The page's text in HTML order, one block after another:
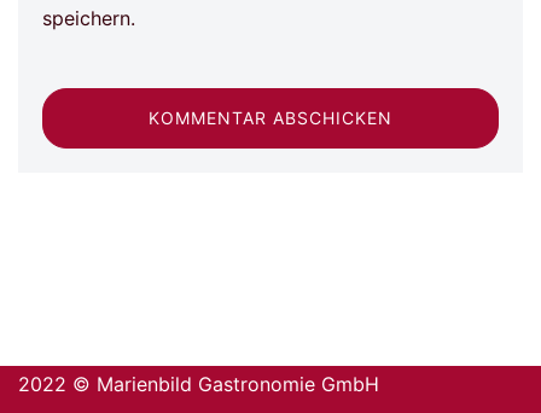
speichern.
2022 © Marienbild Gastronomie GmbH